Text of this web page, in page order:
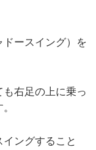
ースイング）を
右足の上に乗っ
ングすること